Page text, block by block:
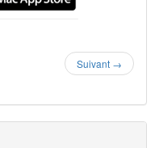
Suivant →